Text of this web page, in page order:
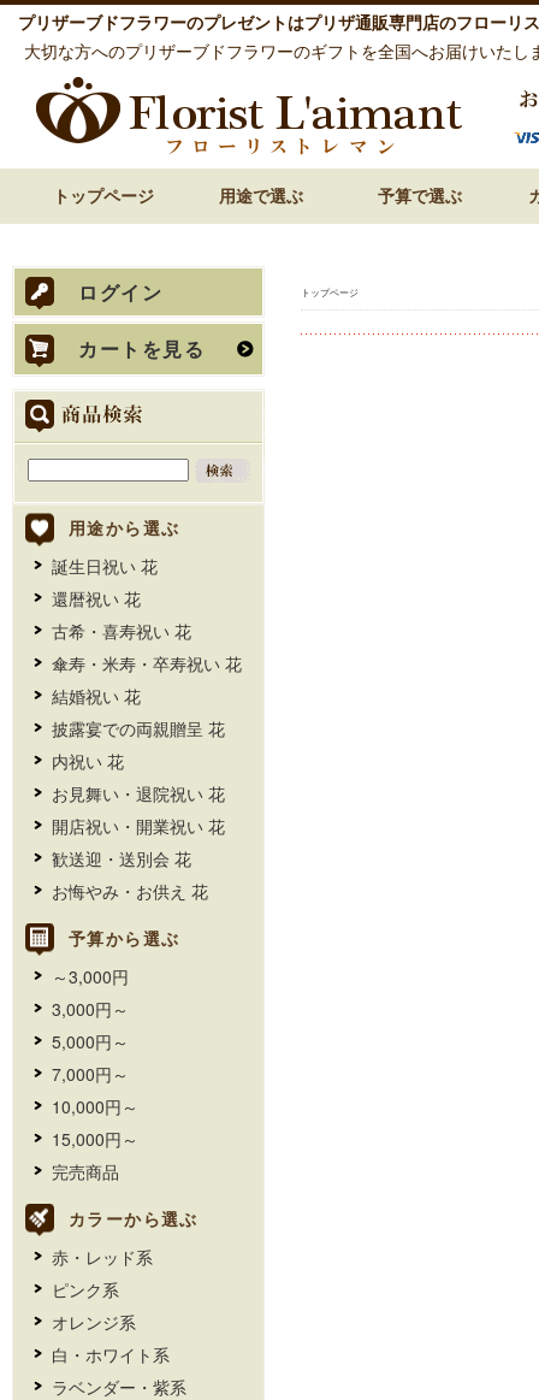
プリザーブドフラワーのプレゼントはプリザ通販専門店のフローリ
大切な方へのプリザーブドフラワーのギフトを全国へお届けいたし
トップページ 用途で選ぶ 予算で選ぶ
トップページ
ログイン
カートを見る
用途から選ぶ
誕生日祝い 花
還暦祝い 花
古希・喜寿祝い 花
傘寿・米寿・卒寿祝い 花
結婚祝い 花
披露宴での両親贈呈 花
内祝い 花
お見舞い・退院祝い 花
開店祝い・開業祝い 花
歓送迎・送別会 花
お悔やみ・お供え 花
予算から選ぶ
～3,000円
3,000円～
5,000円～
7,000円～
10,000円～
15,000円～
完売商品
カラーから選ぶ
赤・レッド系
ピンク系
オレンジ系
白・ホワイト系
ラベンダー・紫系